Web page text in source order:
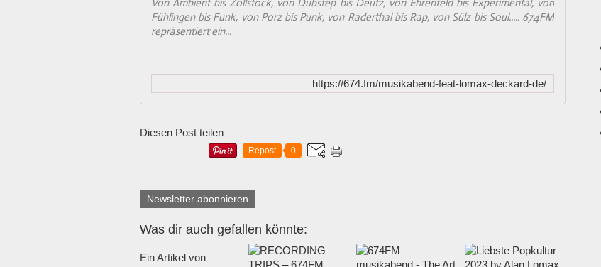
Von Ambient bis Zollstock, von Dubstep bis Deutz, von Ehrenfeld bis Experimental, von
Fühlingen bis Funk, von Porz bis Punk, von Raderthal bis Rap, von Sülz bis Soul..... 674FM
repräsentiert ein...
https://674.fm/musikabend-feat-lomax-deckard-de/
Diesen Post teilen
Repost 0
Newsletter abonnieren
Was dir auch gefallen könnte:
Ein Artikel von